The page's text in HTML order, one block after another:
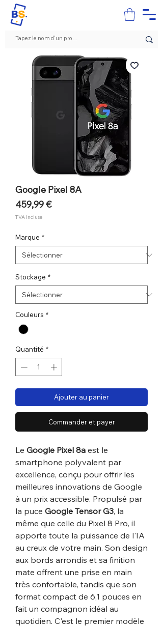
Google Pixel 8A
459,99 €Prix
TVA Incluse
Marque *
Stockage *
Couleurs *
Quantité *
Ajouter au panier
Commander et payer
Le Google Pixel 8a est le
smartphone polyvalent par
excellence, conçu pour offrir les
meilleures innovations de Google
à un prix accessible. Propulsé par
la puce Google Tensor G3, la
même que celle du Pixel 8 Pro, il
apporte toute la puissance de l'IA
au creux de votre main. Son design
aux bords arrondis et sa finition
mate offrent une prise en main
très confortable, tandis que son
format compact de 6,1 pouces en
fait un compagnon idéal au
quotidien. C'est le premier modèle